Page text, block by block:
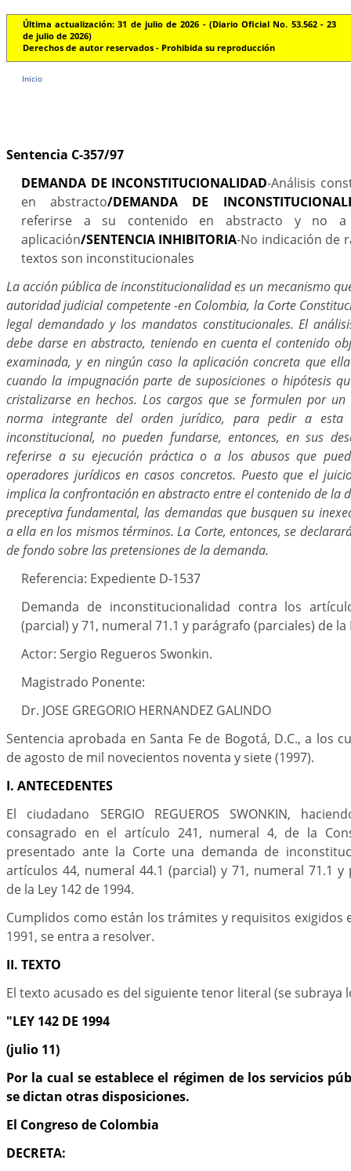
Última actualización: 31 de julio de 2026 - (Diario Oficial No. 53.562 - 23
de julio de 2026)
Derechos de autor reservados - Prohibida su reproducción
Inicio
Sentencia C-357/97
DEMANDA DE INCONSTITUCIONALIDAD-Análisis
en abstracto/DEMANDA DE
referirse a su contenido en abstracto y no a
aplicación/SENTENCIA INHIBITORIA-No indicación de
textos son inconstitucionales
La acción pública de inconstitucionalidad es un mecanismo
autoridad judicial competente -en Colombia, la Corte
legal demandado y los mandatos constitucionales. El
debe darse en abstracto, teniendo en cuenta el contenido
examinada, y en ningún caso la aplicación concreta que
cuando la impugnación parte de suposiciones o hipótesis
cristalizarse en hechos. Los cargos que se formulen por
norma integrante del orden jurídico, para pedir a esta
inconstitucional, no pueden fundarse, entonces, en sus
referirse a su ejecución práctica o a los abusos que
operadores jurídicos en casos concretos. Puesto que el
implica la confrontación en abstracto entre el contenido de la
preceptiva fundamental, las demandas que busquen su
a ella en los mismos términos. La Corte, entonces, se
de fondo sobre las pretensiones de la demanda.
Referencia: Expediente D-1537
Demanda de inconstitucionalidad contra los
(parcial) y 71, numeral 71.1 y parágrafo (parciales) de la
Actor: Sergio Regueros Swonkin.
Magistrado Ponente:
Dr. JOSE GREGORIO HERNANDEZ GALINDO
Sentencia aprobada en Santa Fe de Bogotá, D.C., a los
de agosto de mil novecientos noventa y siete (1997).
I. ANTECEDENTES
El ciudadano SERGIO REGUEROS SWONKIN,
consagrado en el artículo 241, numeral 4, de la
presentado ante la Corte una demanda de
artículos 44, numeral 44.1 (parcial) y 71, numeral 71.1 y
de la Ley 142 de 1994.
Cumplidos como están los trámites y requisitos exigidos
1991, se entra a resolver.
II. TEXTO
El texto acusado es del siguiente tenor literal (se subraya
"LEY 142 DE 1994
(julio 11)
Por la cual se establece el régimen de los servicios
se dictan otras disposiciones.
El Congreso de Colombia
DECRETA: